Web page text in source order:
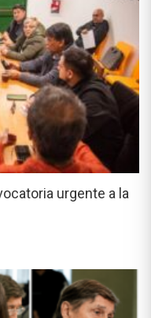
urgente a la